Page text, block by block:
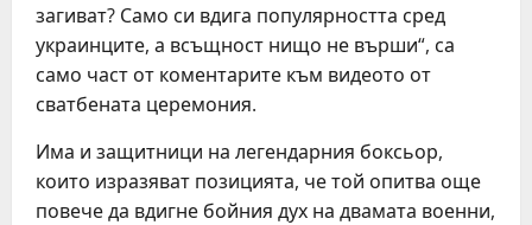
загиват? Само си вдига популярността сред
украинците, а всъщност нищо не върши“, са
само част от коментарите към видеото от
сватбената церемония.
Има и защитници на легендарния боксьор,
които изразяват позицията, че той опитва още
повече да вдигне бойния дух на двамата военни,